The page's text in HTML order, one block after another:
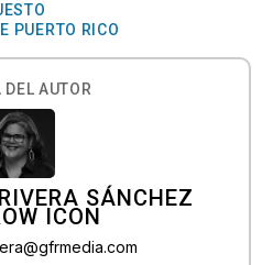
PUERTO RICO
DEL AUTOR
SÁNCHEZ